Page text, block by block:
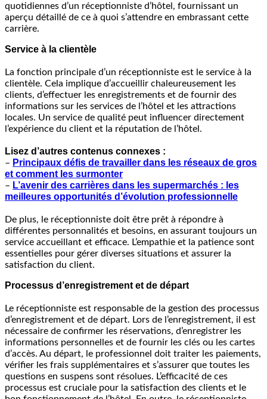
quotidiennes d’un réceptionniste d’hôtel, fournissant un
aperçu détaillé de ce à quoi s’attendre en embrassant cette
carrière.
Service à la clientèle
La fonction principale d’un réceptionniste est le service à la
clientèle. Cela implique d’accueillir chaleureusement les
clients, d’effectuer les enregistrements et de fournir des
informations sur les services de l’hôtel et les attractions
locales. Un service de qualité peut influencer directement
l’expérience du client et la réputation de l’hôtel.
Lisez d’autres contenus connexes :
– Principaux défis de travailler dans les réseaux de gros
et comment les surmonter
– L’avenir des carrières dans les supermarchés : les
meilleures opportunités d’évolution professionnelle
De plus, le réceptionniste doit être prêt à répondre à
différentes personnalités et besoins, en assurant toujours un
service accueillant et efficace. L’empathie et la patience sont
essentielles pour gérer diverses situations et assurer la
satisfaction du client.
Processus d’enregistrement et de départ
Le réceptionniste est responsable de la gestion des processus
d’enregistrement et de départ. Lors de l’enregistrement, il est
nécessaire de confirmer les réservations, d’enregistrer les
informations personnelles et de fournir les clés ou les cartes
d’accès. Au départ, le professionnel doit traiter les paiements,
vérifier les frais supplémentaires et s’assurer que toutes les
questions en suspens sont résolues. L’efficacité de ces
processus est cruciale pour la satisfaction des clients et le